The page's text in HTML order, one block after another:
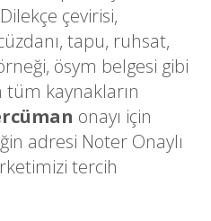
çevirisi,
tapu, ruhsat,
ösym belgesi gibi
kaynakların
onayı için
adresi Noter Onaylı
tercih